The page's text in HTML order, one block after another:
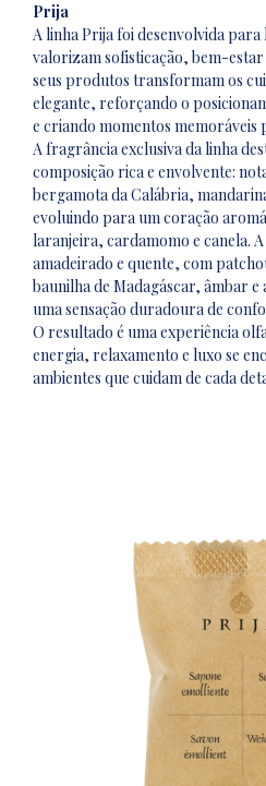
Prija
A linha Prija foi desenvolvida
valorizam sofisticação, bem-estar
seus produtos transformam os
elegante, reforçando o
e criando momentos memoráveis
A fragrância exclusiva da linha
composição rica e envolvente:
bergamota da Calábria,
evoluindo para um coração
laranjeira, cardamomo e canela.
amadeirado e quente, com
baunilha de Madagáscar, âmbar
uma sensação duradoura de
O resultado é uma experiência
energia, relaxamento e luxo se
ambientes que cuidam de cada